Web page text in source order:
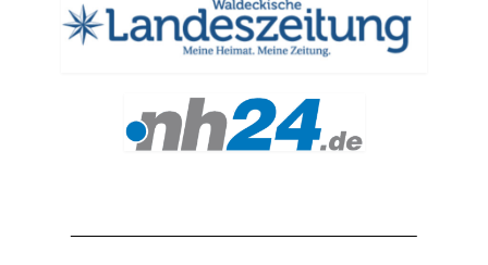
Gerätewagen Logistik GW-L 2
Tanklöschfahrzeug TLF 16/24 Tr
Gerätewagen Gefahrgut GW-G
GDekonP-LKW